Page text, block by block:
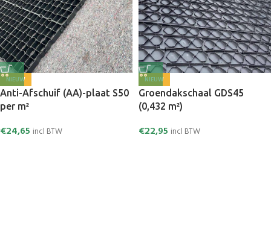
NIEUW
Anti-Afschuif (AA)-plaat S50
per m²
€24,65 incl BTW
NIEUW
Groendakschaal GDS45
(0,432 m²)
€22,95 incl BTW